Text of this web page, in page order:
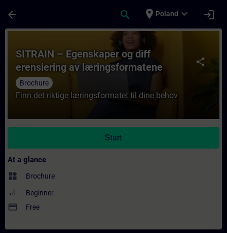
arrow_back search place Poland expand_more login
Course - SITRAIN – Egenskaper og diff
share
SITRAIN – Egenskaper og diff
erensiering av læringsformatene
Brochure
Finn det riktige læringsformatet til dine behov
Start
At a glance
widgets Brochure
Beginner
payment Free